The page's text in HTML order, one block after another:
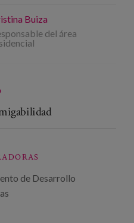
Buiza
del área
de Desarrollo